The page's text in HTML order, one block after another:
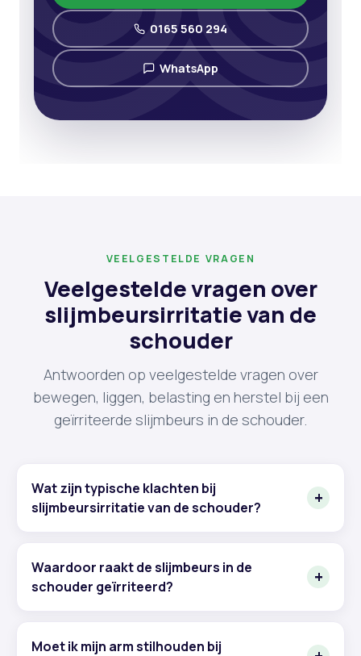
0165 560 294
WhatsApp
VEELGESTELDE VRAGEN
Veelgestelde vragen over
slijmbeursirritatie van de
schouder
Antwoorden op veelgestelde vragen over
bewegen, liggen, belasting en herstel bij een
geïrriteerde slijmbeurs in de schouder.
Wat zijn typische klachten bij
slijmbeursirritatie van de schouder?
Waardoor raakt de slijmbeurs in de
schouder geïrriteerd?
Moet ik mijn arm stilhouden bij